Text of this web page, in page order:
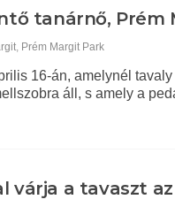
tanárnő, Prém
, Prém Margit Park
16-án, amelynél tavaly
áll, s amely a
várja a tavaszt az